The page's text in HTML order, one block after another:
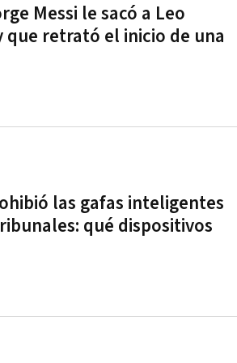
Messi le sacó a Leo
que retrató el inicio de una
las gafas inteligentes
qué dispositivos